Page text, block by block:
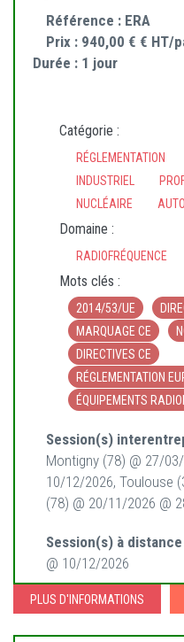
Référence : ERA
Prix : 940,00 € € HT/
Durée : 1 jour
Catégorie :
RÉGLEMENTATION
INDUSTRIEL
NUCLÉAIRE
Domaine :
RADIOFRÉQUENCE
Mots clés :
2014/53/UE
MARQUAGE CE
DIRECTIVES CE
RÉGLEMENTATION
ÉQUIPEMENTS
Session(s)
Montigny (78) @ 27/
10/12/2026, Toulouse
(78) @ 20/11/2026 @
Session(s) à
@ 10/12/2026
PLUS D'INFORMATIONS